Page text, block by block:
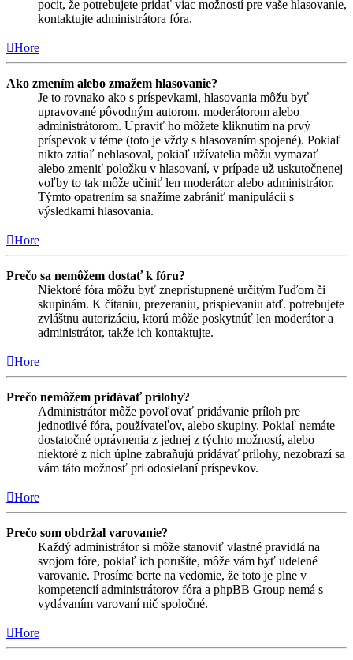
pocit, že potrebujete pridať viac možností pre vaše hlasovanie,
kontaktujte administrátora fóra.
Hore
Ako zmením alebo zmažem hlasovanie?
Je to rovnako ako s príspevkami, hlasovania môžu byť
upravované pôvodným autorom, moderátorom alebo
administrátorom. Upraviť ho môžete kliknutím na prvý
príspevok v téme (toto je vždy s hlasovaním spojené). Pokiaľ
nikto zatiaľ nehlasoval, pokiaľ užívatelia môžu vymazať
alebo zmeniť položku v hlasovaní, v prípade už uskutočnenej
voľby to tak môže učiniť len moderátor alebo administrátor.
Týmto opatrením sa snažíme zabrániť manipulácii s
výsledkami hlasovania.
Hore
Prečo sa nemôžem dostať k fóru?
Niektoré fóra môžu byť zneprístupnené určitým ľuďom či
skupinám. K čítaniu, prezeraniu, prispievaniu atď. potrebujete
zvláštnu autorizáciu, ktorú môže poskytnúť len moderátor a
administrátor, takže ich kontaktujte.
Hore
Prečo nemôžem pridávať prílohy?
Administrátor môže povoľovať pridávanie príloh pre
jednotlivé fóra, používateľov, alebo skupiny. Pokiaľ nemáte
dostatočné oprávnenia z jednej z týchto možností, alebo
niektoré z nich úplne zabraňujú pridávať prílohy, nezobrazí sa
vám táto možnosť pri odosielaní príspevkov.
Hore
Prečo som obdržal varovanie?
Každý administrátor si môže stanoviť vlastné pravidlá na
svojom fóre, pokiaľ ich porušíte, môže vám byť udelené
varovanie. Prosíme berte na vedomie, že toto je plne v
kompetencií administrátorov fóra a phpBB Group nemá s
vydávaním varovaní nič spoločné.
Hore